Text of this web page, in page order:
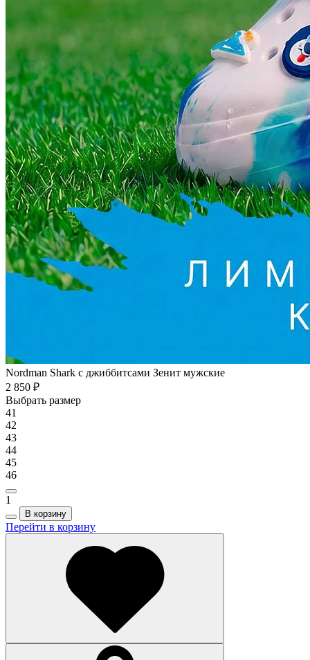
Nordman Shark с джиббитсами Зенит мужские
2 850 ₽
Выбрать размер
41
42
43
44
45
46
1
В корзину
Перейти в корзину